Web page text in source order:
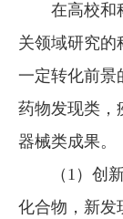
在高校和
关领域研究的
一定转化前景
药物发现类，
器械类成果。
（1）创
化合物，新发